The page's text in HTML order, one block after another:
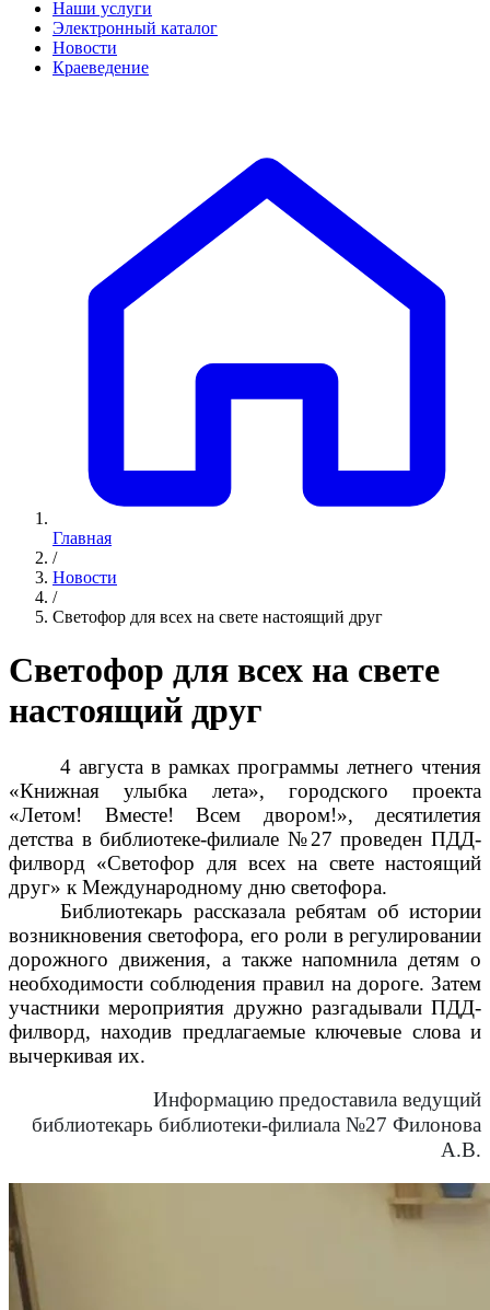
Наши услуги
Электронный каталог
Новости
Краеведение
Главная
/
Новости
/
Светофор для всех на свете настоящий друг
Светофор для всех на свете
настоящий друг
4 августа в рамках программы летнего чтения
«Книжная улыбка лета», городского проекта
«Летом! Вместе! Всем двором!», десятилетия
детства в библиотеке-филиале №27 проведен ПДД-
филворд «Светофор для всех на свете настоящий
друг» к Международному дню светофора.
Библиотекарь рассказала ребятам об истории
возникновения светофора, его роли в регулировании
дорожного движения, а также напомнила детям о
необходимости соблюдения правил на дороге. Затем
участники мероприятия дружно разгадывали ПДД-
филворд, находив предлагаемые ключевые слова и
вычеркивая их.
Информацию предоставила ведущий
библиотекарь библиотеки-филиала №27 Филонова
А.В.